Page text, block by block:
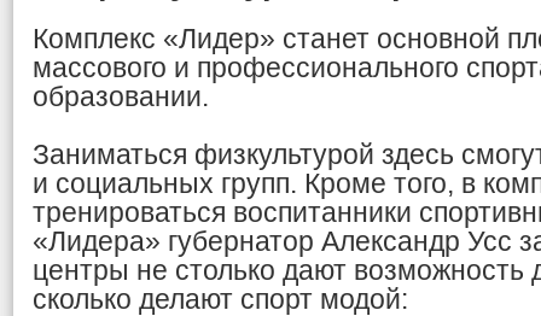
Комплекс «Лидер» станет основной
массового и профессионального
образовании.
Заниматься физкультурой здесь
и социальных групп. Кроме того, в
тренироваться воспитанники
«Лидера» губернатор Александр Усс
центры не столько дают возможность
сколько делают спорт модой: